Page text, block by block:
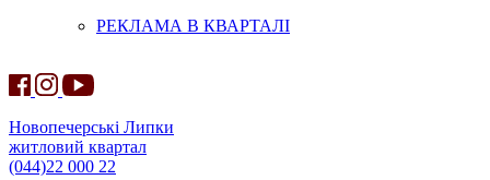
РЕКЛАМА В КВАРТАЛІ
Новопечерські Липки
житловий квартал
(044)22 000 22